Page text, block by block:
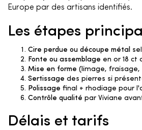
Europe par des artisans identifiés.
Les étapes
Cire perdue ou découpe métal
Fonte ou assemblage en or 18 ct
Mise en forme (limage, fraisage,
Sertissage des pierres si
Polissage final + rhodiage pour
Contrôle qualité par Viviane
Délais et tarifs